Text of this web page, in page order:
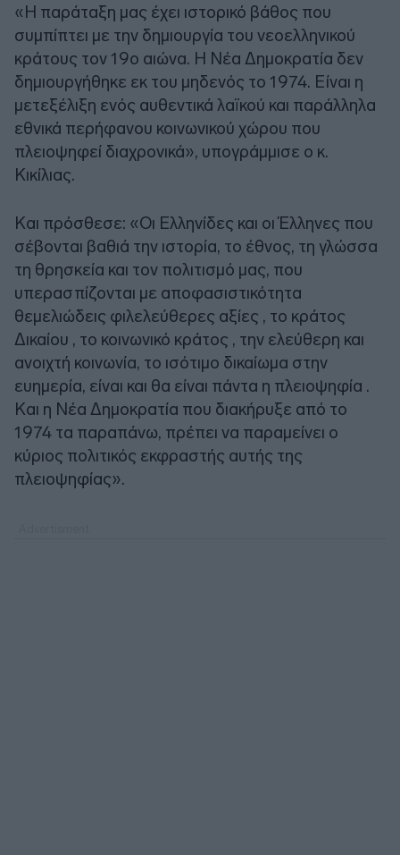
«Η παράταξη μας έχει ιστορικό βάθος που
συμπίπτει με την δημιουργία του νεοελληνικού
κράτους τον 19ο αιώνα. Η Νέα Δημοκρατία δεν
δημιουργήθηκε εκ του μηδενός το 1974. Είναι η
μετεξέλιξη ενός αυθεντικά λαϊκού και παράλληλα
εθνικά περήφανου κοινωνικού χώρου που
πλειοψηφεί διαχρονικά», υπογράμμισε ο κ.
Κικίλιας.
Και πρόσθεσε: «Οι Ελληνίδες και οι Έλληνες που
σέβονται βαθιά την ιστορία, το έθνος, τη γλώσσα
τη θρησκεία και τον πολιτισμό μας, που
υπερασπίζονται με αποφασιστικότητα
θεμελιώδεις φιλελεύθερες αξίες , το κράτος
Δικαίου , το κοινωνικό κράτος , την ελεύθερη και
ανοιχτή κοινωνία, το ισότιμο δικαίωμα στην
ευημερία, είναι και θα είναι πάντα η πλειοψηφία .
Και η Νέα Δημοκρατία που διακήρυξε από το
1974 τα παραπάνω, πρέπει να παραμείνει ο
κύριος πολιτικός εκφραστής αυτής της
πλειοψηφίας».